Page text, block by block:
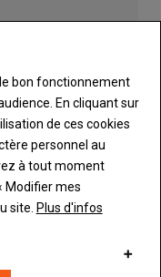
SCR
dont des
pot d’échappement
il se
de carbone
Publicité
bon fonctionnement
En cliquant sur
de ces cookies
personnel au
à tout moment
Modifier mes
site. Plus d'infos